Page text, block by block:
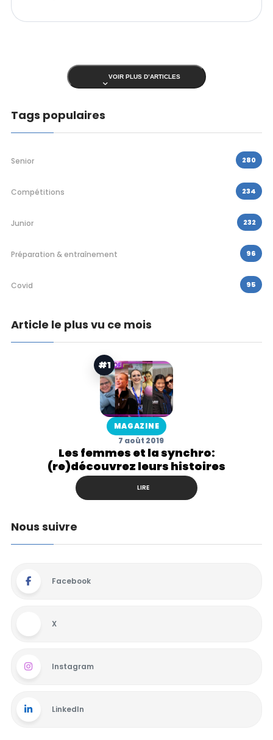
VOIR PLUS D’ARTICLES
Tags populaires
Senior 280
Compétitions 234
Junior 232
Préparation & entraînement 96
Covid 95
Article le plus vu ce mois
#1
MAGAZINE
7 août 2019
Les femmes et la synchro:
(re)découvrez leurs histoires
LIRE
Nous suivre
Facebook
X
Instagram
LinkedIn